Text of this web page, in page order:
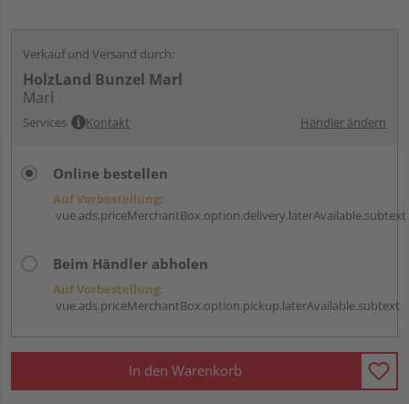
Verkauf und Versand durch:
HolzLand Bunzel Marl
Marl
Services Kontakt Händler ändern
Online bestellen
Auf Vorbestellung:
vue.ads.priceMerchantBox.option.delivery.laterAvailable.subtext
Beim Händler abholen
Auf Vorbestellung:
vue.ads.priceMerchantBox.option.pickup.laterAvailable.subtext
In den Warenkorb